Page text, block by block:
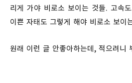
리게 가야 비로소 보이는 것들. 고속
이쁜 자태도 그렇게 해야 비로소 보이
원래 이런 글 안좋아하는데, 적으려니